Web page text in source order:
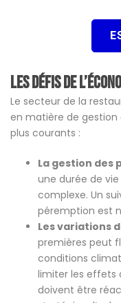
Les défis de
Le secteur de la
en matière de gestion
plus courants :
La gestion des
une durée de
complexe. Un
péremption est
Les variations
premières peut
conditions
limiter les effets
doivent être